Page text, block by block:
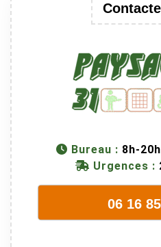
Bureau : 8h-
Urgences :
06 16